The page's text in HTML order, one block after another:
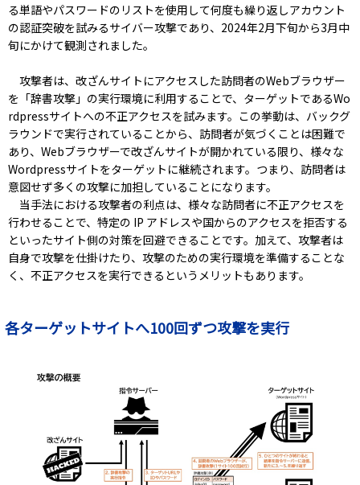
る単語やパスワードのリストを使用して何度も繰り返しアカウント
の認証突破を試みるサイバー攻撃であり、2024年2月下旬から3月中
旬にかけて観測されました。
攻撃者は、改ざんサイトにアクセスした訪問者のWebブラウザー
を「辞書攻撃」の実行環境に利用することで、ターゲットであるWo
rdpressサイトへの不正アクセスを試みます。この挙動は、バックグ
ラウンドで実行されていることから、訪問者が気づくことは困難で
あり、Webブラウザーで改ざんサイトが開かれている限り、様々な
Wordpressサイトをターゲットに継続されます。つまり、訪問者は
意図せず多くの攻撃に加担していることになります。
当手法における攻撃者の利点は、様々な訪問者に不正アクセスを
行わせることで、特定の IP アドレスや国からのアクセスを拒否する
といったサイト側の対策を回避できることです。加えて、攻撃者は
自身で攻撃を仕掛けたり、攻撃のための実行環境を準備することな
く、不正アクセスを実行できるというメリットもあります。
各ターゲットサイトへ100回ずつ攻撃を実行